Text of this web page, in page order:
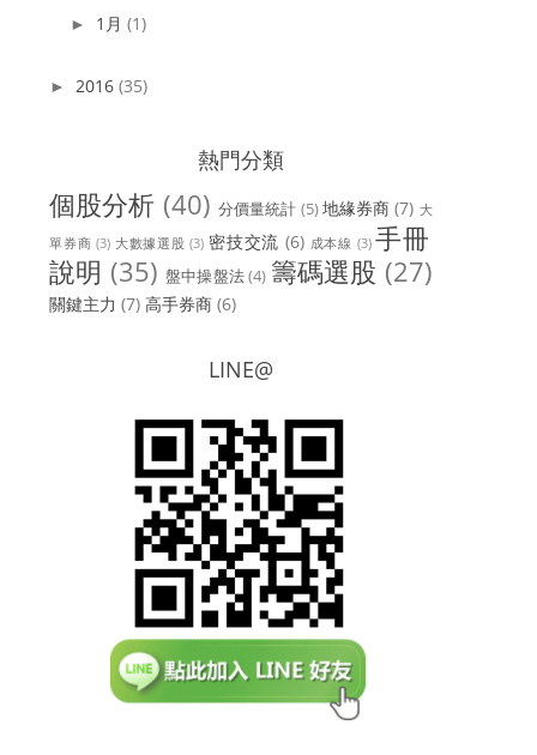
► 1月 (1)
► 2016 (35)
熱門分類
個股分析 (40) 分價量統計 (5)地緣券商 (7) 大
單券商 (3) 大數據選股 (3) 密技交流 (6) 成本線 (3) 手冊
說明 (35) 盤中操盤法(4) 籌碼選股 (27)
關鍵主力 (7) 高手券商 (6)
LINE@